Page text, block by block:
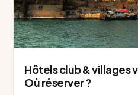
Hôtels club & villages
Où réserver ?